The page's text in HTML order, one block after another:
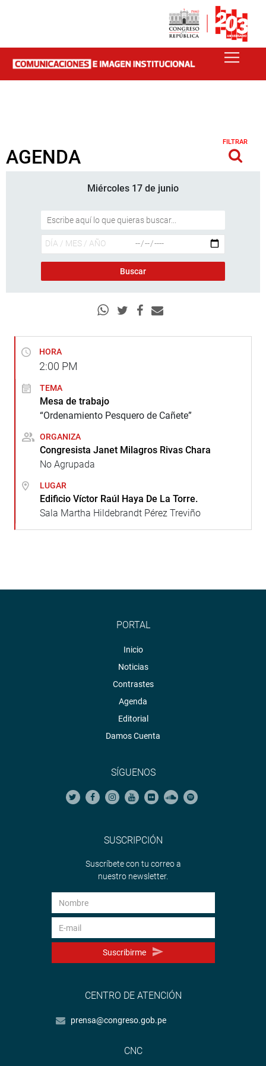
AGENDA
FILTRAR
Miércoles 17 de junio
HORA
2:00 PM
TEMA
Mesa de trabajo
“Ordenamiento Pesquero de Cañete”
ORGANIZA
Congresista Janet Milagros Rivas Chara
No Agrupada
LUGAR
Edificio Víctor Raúl Haya De La Torre.
Sala Martha Hildebrandt Pérez Treviño
PORTAL
Inicio
Noticias
Contrastes
Agenda
Editorial
Damos Cuenta
SÍGUENOS
SUSCRIPCIÓN
Suscríbete con tu correo a
nuestro newsletter.
Suscribirme
CENTRO DE ATENCIÓN
prensa@congreso.gob.pe
CNC